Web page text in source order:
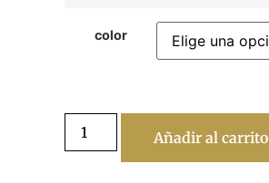
color
Añadir al carrito